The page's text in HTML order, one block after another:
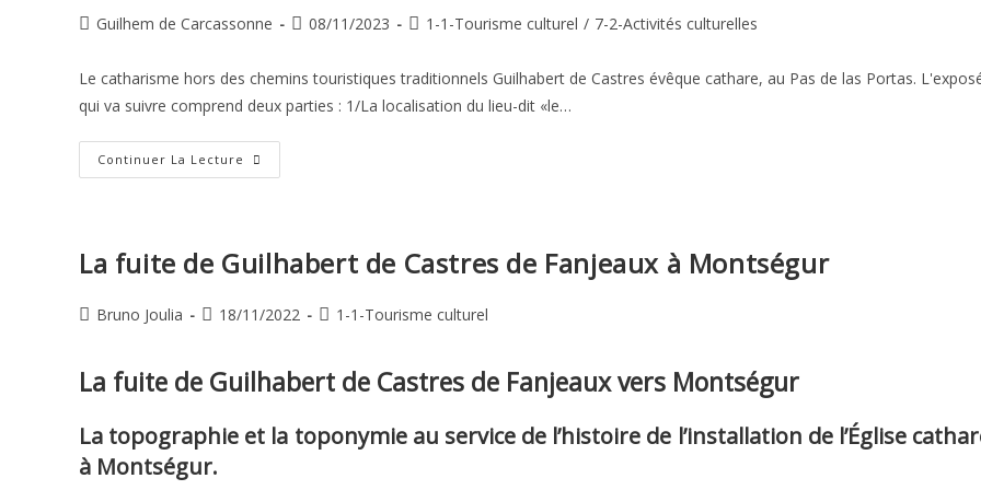
Auteur/autrice
la
publication :
Guilhem de Carcassonne
Publication
08/11/2023
Post1-1-Tourisme culturel / 7-2-Activités culturelles
Le catharisme hors des chemins touristiques traditionnels Guilhabert de Castres évêque cathare, au Pas de las Portas.
qui va suivre comprend deux parties : 1/La localisation du lieu-dit «le…
Continuer La Lecture Le
Catharisme
Traditionnels
La fuite de Guilhabert de Castres de Fanjeaux à Montségur
Auteur/autrice
publication :
Bruno Joulia
Publication
18/11/2022
Post1-1-Tourisme culturel
La fuite de Guilhabert de Castres de Fanjeaux vers Montségur
La topographie et la toponymie au service de l’histoire de l’installation de l’Église
à Montségur.